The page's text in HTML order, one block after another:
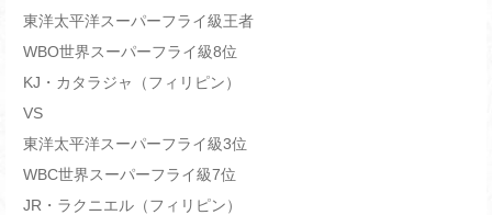
東洋太平洋スーパーフライ級王者
WBO世界スーパーフライ級8位
KJ・カタラジャ（フィリピン）
VS
東洋太平洋スーパーフライ級3位
WBC世界スーパーフライ級7位
JR・ラクニエル（フィリピン）